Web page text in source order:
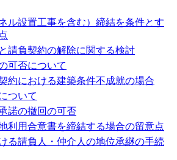
ル設置工事を含む）締結を条件とす
請負契約の解除に関する検討
可否について
約における建築条件不成就の場合
ついて
諾の撤回の可否
利用合意書を締結する場合の留意点
る請負人・仲介人の地位承継の手続